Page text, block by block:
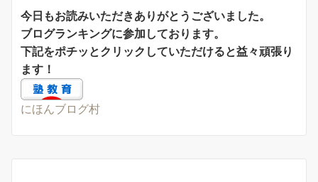
今日もお読みいただきありがとうございました。
ブログランキングに参加しております。
下記をポチッとクリックしていただけると益々頑張り
ます！
にほんブログ村